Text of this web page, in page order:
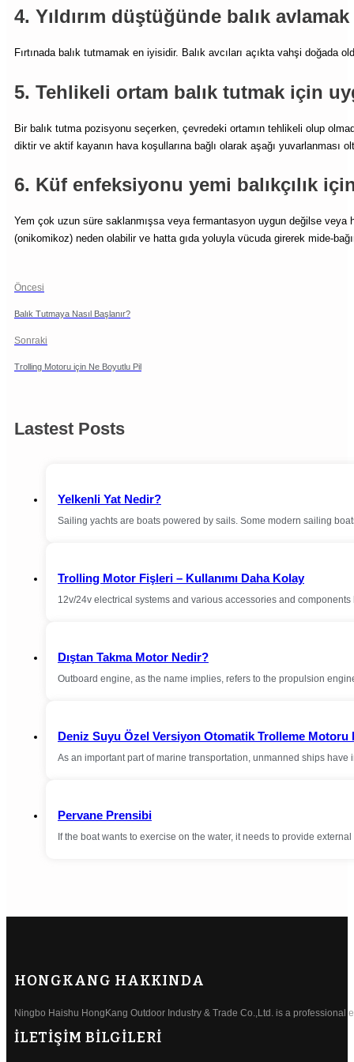
4. Yıldırım düştüğünde balık
Fırtınada balık tutmamak en iyisidir. Balık avcıları açıkta vahşi doğada
5. Tehlikeli ortam balık tutmak için
Bir balık tutma pozisyonu seçerken, çevredeki ortamın tehlikeli olup
diktir ve aktif kayanın hava koşullarına bağlı olarak aşağı yuvarlanması
6. Küf enfeksiyonu yemi balıkçılık
Yem çok uzun süre saklanmışsa veya fermantasyon uygun değilse veya
(onikomikoz) neden olabilir ve hatta gıda yoluyla vücuda girerek mide-
Öncesi
Balık Tutmaya Nasıl Başlanır?
Sonraki
Trolling Motoru için Ne Boyutlu Pil
Lastest Posts
Yelkenli Yat Nedir?
Sailing yachts are boats powered by sails. Some modern sailing
Trolling Motor Fişleri – Kullanımı Daha Kolay
12v/24v electrical systems and various accessories and
Dıştan Takma Motor Nedir?
Outboard engine, as the name implies, refers to the propulsion
Deniz Suyu Özel Versiyon Otomatik Trolleme Motoru
As an important part of marine transportation, unmanned ships
Pervane Prensibi
If the boat wants to exercise on the water, it needs to provide
HONGKANG HAKKINDA
Ningbo Haishu HongKang Outdoor Industry & Trade Co.,Ltd. is a professional
İLETİŞİM BİLGİLERİ